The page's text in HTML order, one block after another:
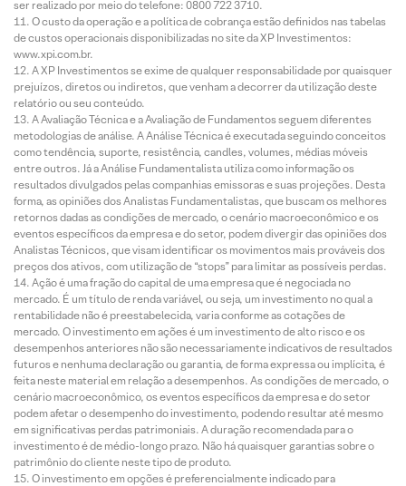
ser realizado por meio do telefone: 0800 722 3710.
O custo da operação e a política de cobrança estão definidos nas tabelas
de custos operacionais disponibilizadas no site da XP Investimentos:
www.xpi.com.br.
A XP Investimentos se exime de qualquer responsabilidade por quaisquer
prejuízos, diretos ou indiretos, que venham a decorrer da utilização deste
relatório ou seu conteúdo.
A Avaliação Técnica e a Avaliação de Fundamentos seguem diferentes
metodologias de análise. A Análise Técnica é executada seguindo conceitos
como tendência, suporte, resistência, candles, volumes, médias móveis
entre outros. Já a Análise Fundamentalista utiliza como informação os
resultados divulgados pelas companhias emissoras e suas projeções. Desta
forma, as opiniões dos Analistas Fundamentalistas, que buscam os melhores
retornos dadas as condições de mercado, o cenário macroeconômico e os
eventos específicos da empresa e do setor, podem divergir das opiniões dos
Analistas Técnicos, que visam identificar os movimentos mais prováveis dos
preços dos ativos, com utilização de “stops” para limitar as possíveis perdas.
Ação é uma fração do capital de uma empresa que é negociada no
mercado. É um título de renda variável, ou seja, um investimento no qual a
rentabilidade não é preestabelecida, varia conforme as cotações de
mercado. O investimento em ações é um investimento de alto risco e os
desempenhos anteriores não são necessariamente indicativos de resultados
futuros e nenhuma declaração ou garantia, de forma expressa ou implícita, é
feita neste material em relação a desempenhos. As condições de mercado, o
cenário macroeconômico, os eventos específicos da empresa e do setor
podem afetar o desempenho do investimento, podendo resultar até mesmo
em significativas perdas patrimoniais. A duração recomendada para o
investimento é de médio-longo prazo. Não há quaisquer garantias sobre o
patrimônio do cliente neste tipo de produto.
O investimento em opções é preferencialmente indicado para